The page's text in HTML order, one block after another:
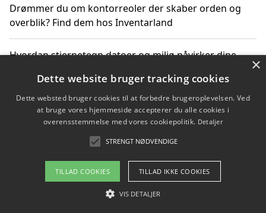
Drømmer du om kontorreoler der skaber orden og
overblik? Find dem hos Inventarland
Hvordan stjernetegn datoer og miljø påvirker dine
Bæredygtige gadgets til en grønnere hverdag
Om / kontakt
Blog Betingelser
×
Dette website bruger tracking cookies
Dette websted bruger cookies til at forbedre brugeroplevelsen. Ved
at bruge vores hjemmeside accepterer du alle cookies i
overensstemmelse med vores cookiepolitik. Detaljer
STRENGT NØDVENDIGE
TILLAD COOKIES TILLAD IKKE COOKIES
VIS DETALJER